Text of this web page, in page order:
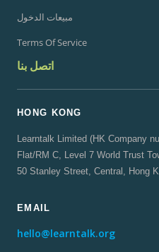
مبيعات الدخول
Terms Of Service
اتصل بنا
HONG KONG
Learntalk Limited (HK Company
Flat/RM C, Level 7 World Trust
50 Stanley Street, Central, Hong
EMAIL
hello@learntalk.org